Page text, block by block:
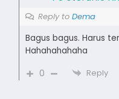
Reply to Dema
Bagus bagus. Harus
Hahahahahaha
0 Reply